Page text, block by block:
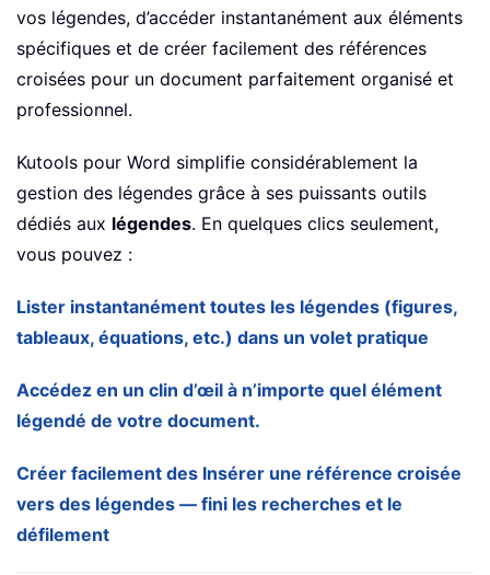
vos légendes, d’accéder instantanément aux éléments
spécifiques et de créer facilement des références
croisées pour un document parfaitement organisé et
professionnel.
Kutools pour Word simplifie considérablement la
gestion des légendes grâce à ses puissants outils
dédiés aux légendes. En quelques clics seulement,
vous pouvez :
Lister instantanément toutes les légendes (figures,
tableaux, équations, etc.) dans un volet pratique
Accédez en un clin d’œil à n’importe quel élément
légendé de votre document.
Créer facilement des Insérer une référence croisée
vers des légendes — fini les recherches et le
défilement